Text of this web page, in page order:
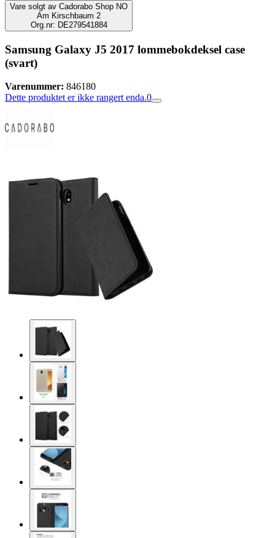
Vare solgt av Cadorabo Shop NO
Am Kirschbaum 2
Org.nr: DE279541884
Samsung Galaxy J5 2017 lommebokdeksel case
(svart)
Varenummer: 846180
Dette produktet er ikke rangert enda.0